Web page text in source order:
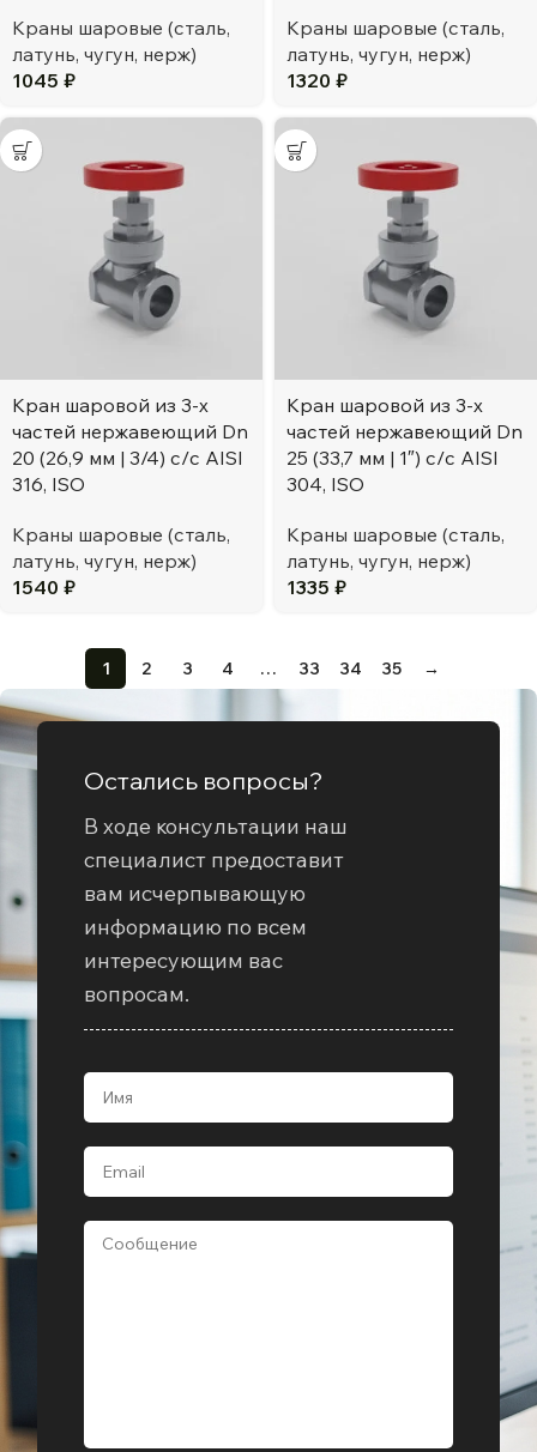
Краны шаровые (сталь,
латунь, чугун, нерж)
1045 ₽
Краны шаровые (сталь,
латунь, чугун, нерж)
1320 ₽
Кран шаровой из 3-х
частей нержавеющий Dn
20 (26,9 мм | 3/4) с/с AISI
316, ISO
Краны шаровые (сталь,
латунь, чугун, нерж)
1540 ₽
Кран шаровой из 3-х
частей нержавеющий Dn
25 (33,7 мм | 1″) с/с AISI
304, ISO
Краны шаровые (сталь,
латунь, чугун, нерж)
1335 ₽
1 2 3 4 … 33 34 35 →
Остались вопросы?
В ходе консультации наш
специалист предоставит
вам исчерпывающую
информацию по всем
интересующим вас
вопросам.